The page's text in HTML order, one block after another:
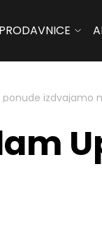
ponude izdvajamo